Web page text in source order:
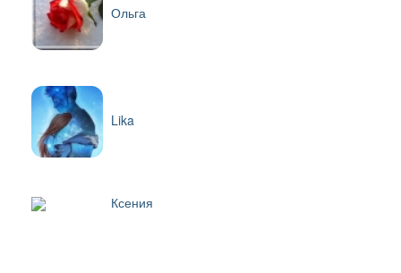
Ольга
Lika
Ксения